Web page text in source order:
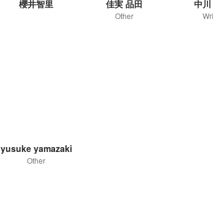
櫻井智里 佳実 品田
Other
中
yusuke yamazaki
Other